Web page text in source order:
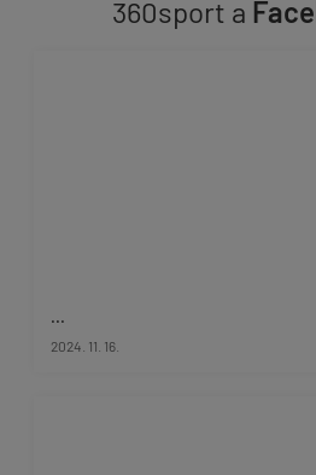
360sport a
...
2024. 11. 16.